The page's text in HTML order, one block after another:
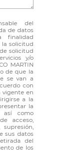
del
de datos
finalidad
solicitud
solicitud
y/o
MARTIN
de que la
se van a
con
vigente en
a la
la
así como
acceso,
sus datos
del
de los